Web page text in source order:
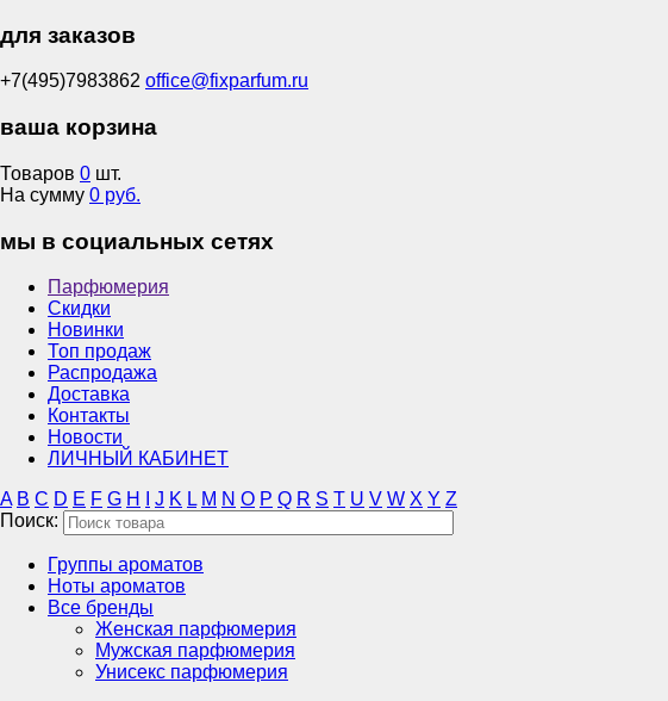
для заказов
+7(495)7983862 office@fixparfum.ru
ваша корзина
Товаров 0 шт.
На сумму 0 руб.
мы в социальных сетях
Парфюмерия
Скидки
Новинки
Топ продаж
Распродажа
Доставка
Контакты
Новости
ЛИЧНЫЙ КАБИНЕТ
A B C D E F G H J K L M N O P Q R S T U V W X Y Z
Поиск:
Группы ароматов
Ноты ароматов
Все бренды
Женская парфюмерия
Мужская парфюмерия
Унисекс парфюмерия